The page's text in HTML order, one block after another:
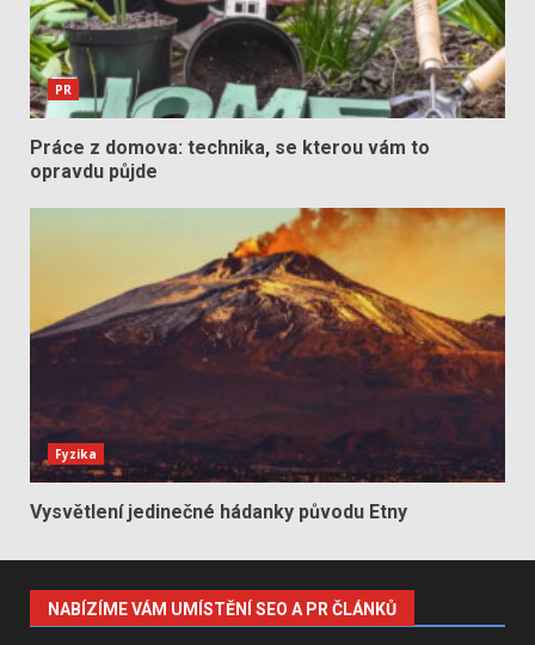
PR
Práce z domova: technika, se kterou vám to
opravdu půjde
Fyzika
Vysvětlení jedinečné hádanky původu Etny
NABÍZÍME VÁM UMÍSTĚNÍ SEO A PR ČLÁNKŮ